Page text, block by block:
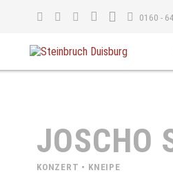
0160 -
JOSCHO
KONZERT • KNEIPE